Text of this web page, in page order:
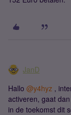
JanD
Hallo @y4hyz ,
activeren, gaat
in de toekomst dit